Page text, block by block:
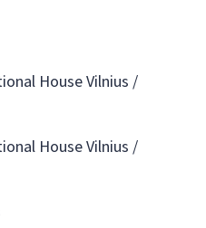
House Vilnius /
House Vilnius /